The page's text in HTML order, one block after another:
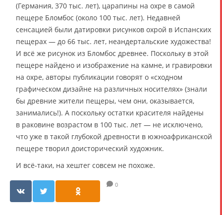
(Германия, 370 тыс. лет), царапины на охре в самой
пещере Бломбос (около 100 тыс. лет). Недавней
сенсацией были датировки рисунков охрой в Испанских
пещерах — до 66 тыс. лет, неандертальские художества!
И всё же рисунок из Бломбос древнее. Поскольку в этой
пещере найдено и изображение на камне, и гравировки
на охре, авторы публикации говорят о «сходном
графическом дизайне на различных носителях» (знали
бы древние жители пещеры, чем они, оказывается,
занимались!). А поскольку остатки красителя найдены
в раковине возрастом в 100 тыс. лет — не исключено,
что уже в такой глубокой древности в южноафриканской
пещере творил доисторический художник.
И всё-таки, на хештег совсем не похоже.
0